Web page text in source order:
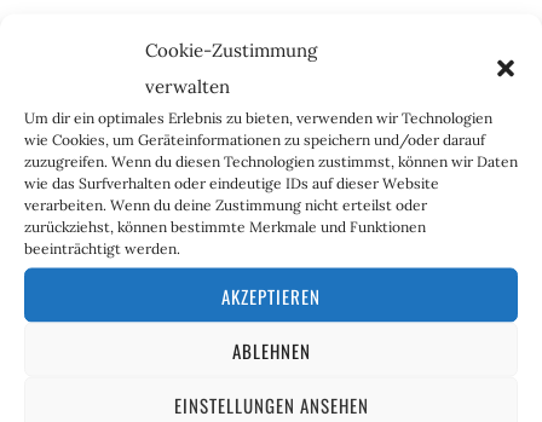
Cookie-Zustimmung
verwalten
Um dir ein optimales Erlebnis zu bieten, verwenden wir Technologien
wie Cookies, um Geräteinformationen zu speichern und/oder darauf
zuzugreifen. Wenn du diesen Technologien zustimmst, können wir Daten
wie das Surfverhalten oder eindeutige IDs auf dieser Website
verarbeiten. Wenn du deine Zustimmung nicht erteilst oder
zurückziehst, können bestimmte Merkmale und Funktionen
beeinträchtigt werden.
AKZEPTIEREN
ABLEHNEN
EINSTELLUNGEN ANSEHEN
maßgeblich die Auto-Industrie beteiligt war. Das ändert
sich nun durch den Ausstieg aus dem
Verbrennungsmotor und weitere Schritte in Richtung
Deindustrialisierung Deutschlands. Da gleichzeitig
Milliarden über Milliarden weitere Euros gedruckt
werden, ist es sehr wahrscheinlich, dass der Import von
Öl, Gas und Strom immer schwieriger wird. In diesem
Aspekt bestehen also große Ähnlichkeiten zwischen NS-
Dazu kommen unter demokratisch-etatistischen
des Fiat-Eigentums und der sich im Grunde automatisch